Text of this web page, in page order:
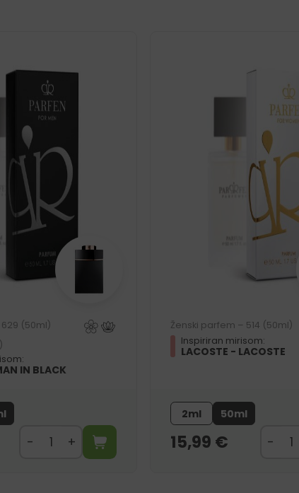
(50ml)
IN BLACK
Ženski parfem – 514 (50ml)
Inspiriran mirisom:
LACOSTE - LACOSTE
2ml 50ml
15,99 €